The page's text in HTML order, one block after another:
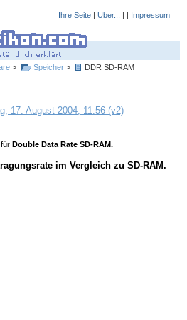
Ihre Seite | Über... | | Impressum
> Speicher > DDR SD-RAM
17. August 2004, 11:56 (v2)
Double Data Rate SD-RAM.
im Vergleich zu SD-RAM.